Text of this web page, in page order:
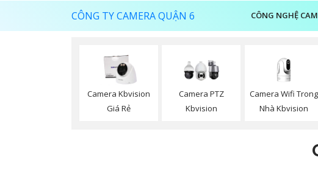
CÔNG TY CAMERA QUẬN 6 CÔNG NGHỆ
Camera Kbvision
Giá Rẻ
Camera PTZ
Kbvision
Camera Wifi Trong
Nhà Kbvision